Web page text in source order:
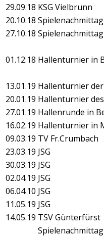
29.09.18 KSG Vielbrunn
20.10.18
27.10.18
01.12.18 Hallenturnier in
13.01.19 Hallenturnier
20.01.19 Hallenturnier
27.01.19 Hallenrunde in
16.02.19 Hallenturnier in
09.03.19 TV Fr.Crumbach
23.03.19 JSG
30.03.19 JSG
02.04.19 JSG
06.04.10 JSG
11.05.19 JSG
14.05.19 TSV Günterfürst